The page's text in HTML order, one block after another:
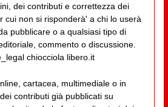
dei contributi e correttezza dei
cui non si risponderà' a chi lo userà
pubblicare o a qualsiasi tipo di
commento o discussione.
chiocciola libero.it
cartacea, multimediale o in
contributi già pubblicati su